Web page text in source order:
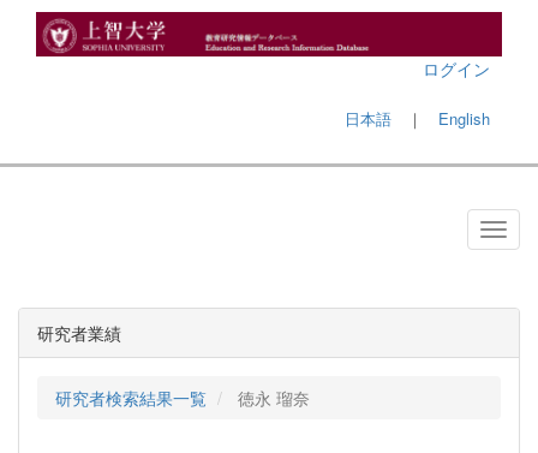
ログイン
日本語 ｜ English
研究者業績
研究者検索結果一覧 徳永 瑠奈